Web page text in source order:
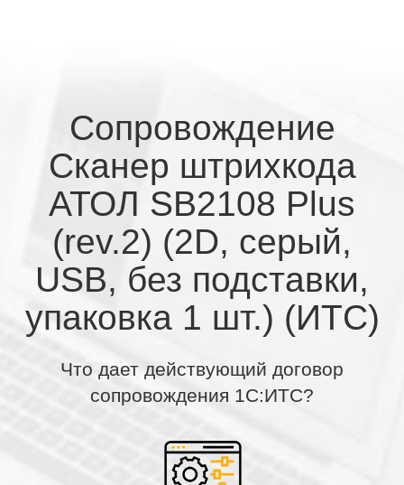
Сопровождение
Сканер штрихкода
АТОЛ SB2108 Plus
(rev.2) (2D, серый,
USB, без подставки,
упаковка 1 шт.) (ИТС)
Что дает действующий договор
сопровождения 1С:ИТС?